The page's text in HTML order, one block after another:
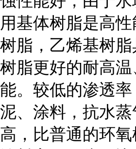
用基体树脂是高
树脂，乙烯基树
树脂更好的耐高
能。较低的渗透
泥、涂料，抗水
高，比普通的环氧